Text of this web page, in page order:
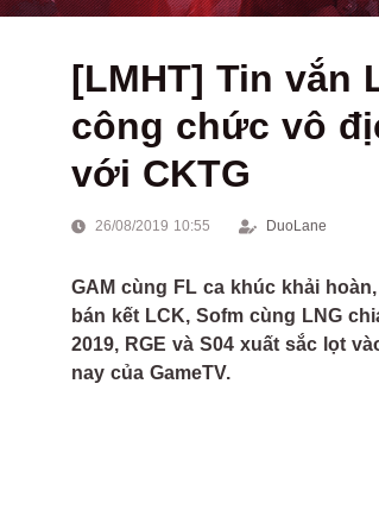
[LMHT] Tin vắn
công chức vô
với CKTG
26/08/2019 10:55 DuoLane
GAM cùng FL ca khúc khải
bán kết LCK, Sofm cùng LNG
2019, RGE và S04 xuất sắc lọt
nay của GameTV.